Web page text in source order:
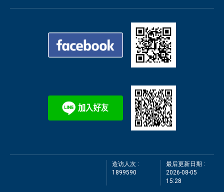
造访人次 :
1899590
最后更新日期 :
2026-08-05
15:28